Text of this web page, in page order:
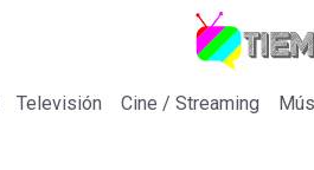
Televisión Cine / Streaming